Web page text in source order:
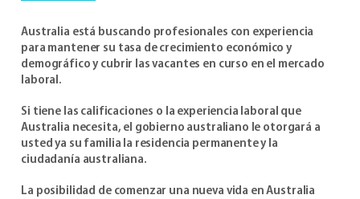
Australia está buscando profesionales con experiencia
para mantener su tasa de crecimiento económico y
demográfico y cubrir las vacantes en curso en el mercado
laboral.
Si tiene las calificaciones o la experiencia laboral que
Australia necesita, el gobierno australiano le otorgará a
usted ya su familia la residencia permanente y la
ciudadanía australiana.
La posibilidad de comenzar una nueva vida en Australia